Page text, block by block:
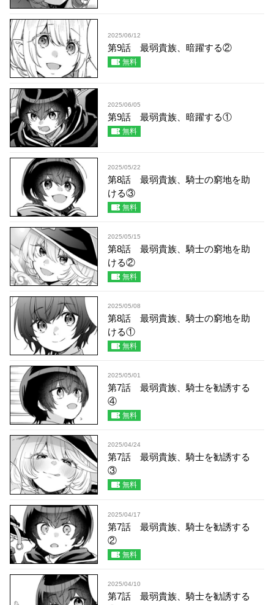
2025/06/12
第9話 最弱貴族、暗躍する②
無料
2025/06/05
第9話 最弱貴族、暗躍する①
無料
2025/05/22
第8話 最弱貴族、騎士の窮地を助
ける③
無料
2025/05/15
第8話 最弱貴族、騎士の窮地を助
ける②
無料
2025/05/08
第8話 最弱貴族、騎士の窮地を助
ける①
無料
2025/05/01
第7話 最弱貴族、騎士を勧誘する
④
無料
2025/04/24
第7話 最弱貴族、騎士を勧誘する
③
無料
2025/04/17
第7話 最弱貴族、騎士を勧誘する
②
無料
2025/04/10
第7話 最弱貴族、騎士を勧誘する